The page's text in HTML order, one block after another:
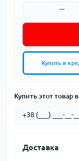
Купить в
Купить этот товар
Доставка